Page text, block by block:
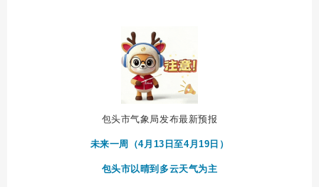
包头市气象局发布最新预报
未来一周（4月13日至4月19日）
包头市以晴到多云天气为主